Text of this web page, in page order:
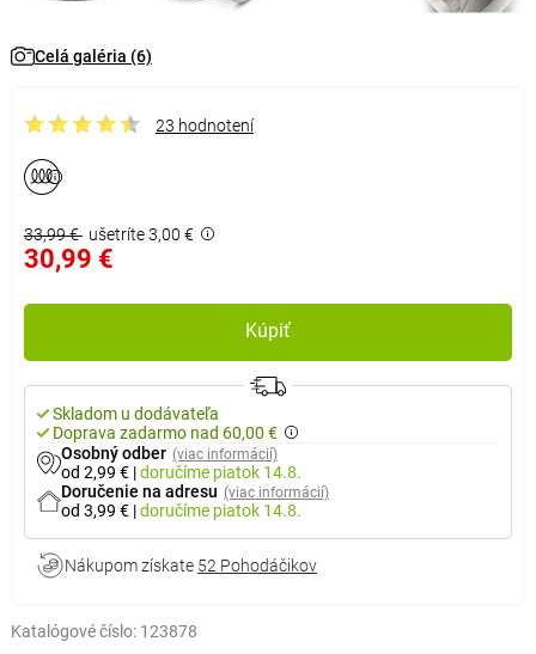
Celá galéria (6)
23 hodnotení
33,99 € ušetríte 3,00 €
30,99 €
Kúpiť
Skladom u dodávateľa
Doprava zadarmo nad 60,00 €
Osobný odber (viac informácií)
od 2,99 € |doručíme piatok 14.8.
Doručenie na adresu (viac informácií)
od 3,99 € |doručíme piatok 14.8.
Nákupom získate 52 Pohodáčikov
Katalógové číslo: 123878